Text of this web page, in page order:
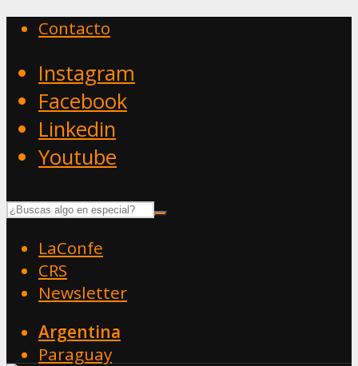
Contacto
Instagram
Facebook
Linkedin
Youtube
LaConfe
CRS
Newsletter
Argentina
Paraguay